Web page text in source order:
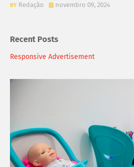
Redação novembro 09, 2024
Recent Posts
Responsive Advertisement